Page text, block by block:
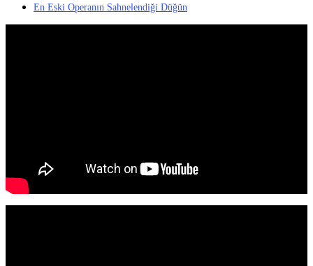
En Eski Operanın Sahnelendiği Düğün